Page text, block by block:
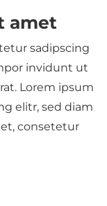
amet
sadipscing
invidunt ut
Lorem ipsum
elitr, sed diam
consetetur